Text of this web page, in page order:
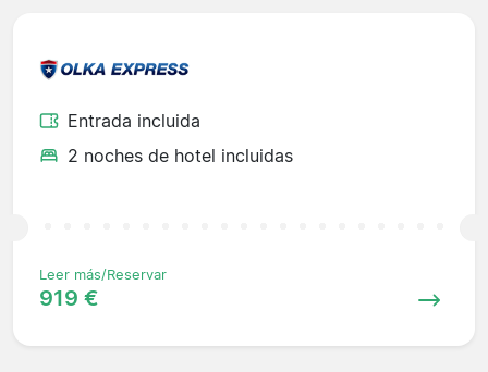
Entrada incluida
2 noches de hotel incluidas
Leer más/Reservar
919 €